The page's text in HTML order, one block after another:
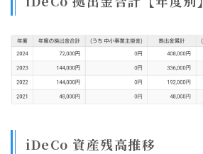
iDeCo 資産残高推移